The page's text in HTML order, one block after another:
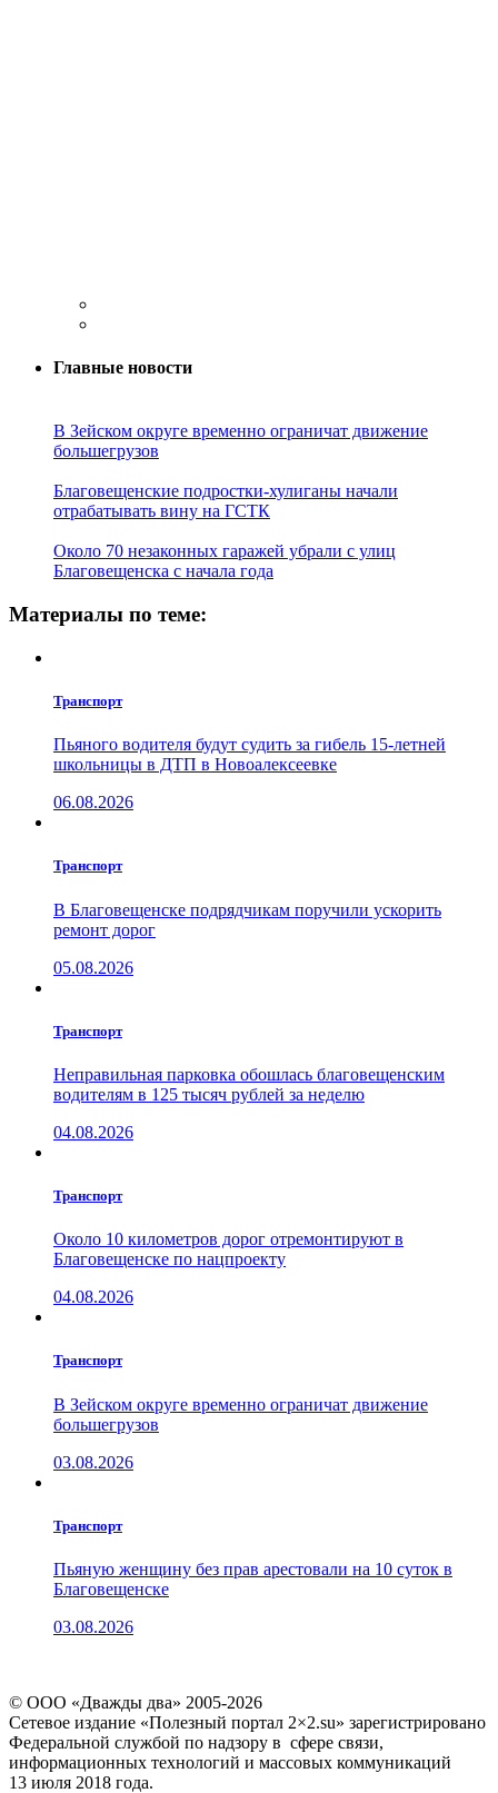
Главные новости
В Зейском округе временно ограничат движение
большегрузов
Благовещенские подростки-хулиганы начали
отрабатывать вину на ГСТК
Около 70 незаконных гаражей убрали с улиц
Благовещенска с начала года
Материалы по теме:
Транспорт
Пьяного водителя будут судить за гибель 15-летней
школьницы в ДТП в Новоалексеевке
06.08.2026
Транспорт
В Благовещенске подрядчикам поручили ускорить
ремонт дорог
05.08.2026
Транспорт
Неправильная парковка обошлась благовещенским
водителям в 125 тысяч рублей за неделю
04.08.2026
Транспорт
Около 10 километров дорог отремонтируют в
Благовещенске по нацпроекту
04.08.2026
Транспорт
В Зейском округе временно ограничат движение
большегрузов
03.08.2026
Транспорт
Пьяную женщину без прав арестовали на 10 суток в
Благовещенске
03.08.2026
© ООО «Дважды два» 2005-2026
Сетевое издание «Полезный портал 2×2.su» зарегистрировано
Федеральной службой по надзору в сфере связи,
информационных технологий и массовых коммуникаций
13 июля 2018 года.